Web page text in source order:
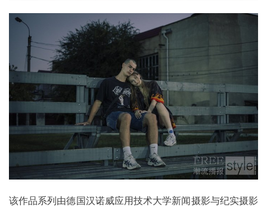
该作品系列由德国汉诺威应用技术大学新闻摄影与纪实摄影